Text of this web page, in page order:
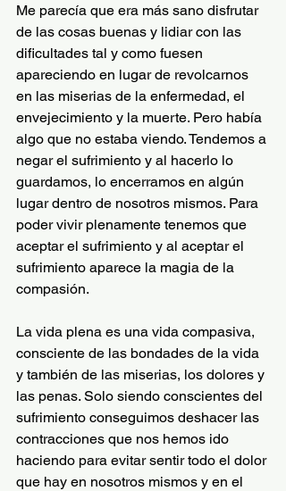
Me parecía que era más sano disfrutar
de las cosas buenas y lidiar con las
dificultades tal y como fuesen
apareciendo en lugar de revolcarnos
en las miserias de la enfermedad, el
envejecimiento y la muerte. Pero había
algo que no estaba viendo. Tendemos a
negar el sufrimiento y al hacerlo lo
guardamos, lo encerramos en algún
lugar dentro de nosotros mismos. Para
poder vivir plenamente tenemos que
aceptar el sufrimiento y al aceptar el
sufrimiento aparece la magia de la
compasión.
La vida plena es una vida compasiva,
consciente de las bondades de la vida
y también de las miserias, los dolores y
las penas. Solo siendo conscientes del
sufrimiento conseguimos deshacer las
contracciones que nos hemos ido
haciendo para evitar sentir todo el dolor
que hay en nosotros mismos y en el